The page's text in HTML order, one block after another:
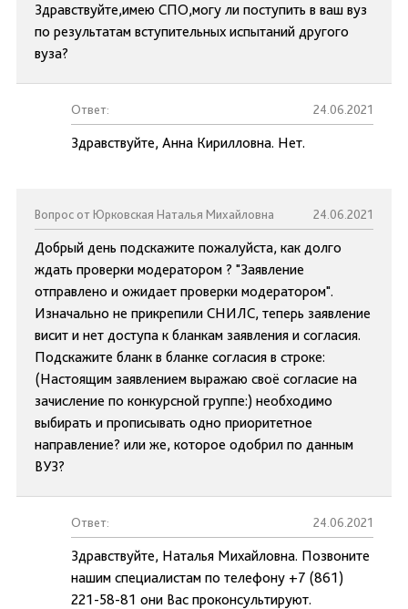
Здравствуйте,имею СПО,могу ли поступить в ваш вуз
по результатам вступительных испытаний другого
вуза?
Ответ: 24.06.2021
Здравствуйте, Анна Кирилловна. Нет.
Вопрос от Юрковская Наталья Михайловна 24.06.2021
Добрый день подскажите пожалуйста, как долго
ждать проверки модератором ? "Заявление
отправлено и ожидает проверки модератором".
Изначально не прикрепили СНИЛС, теперь заявление
висит и нет доступа к бланкам заявления и согласия.
Подскажите бланк в бланке согласия в строке:
(Настоящим заявлением выражаю своё согласие на
зачисление по конкурсной группе:) необходимо
выбирать и прописывать одно приоритетное
направление? или же, которое одобрил по данным
ВУЗ?
Ответ: 24.06.2021
Здравствуйте, Наталья Михайловна. Позвоните
нашим специалистам по телефону +7 (861)
221-58-81 они Вас проконсультируют.